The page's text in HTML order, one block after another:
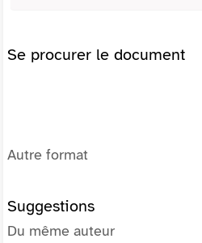
Se procurer le document
Autre format
Suggestions
Du même auteur